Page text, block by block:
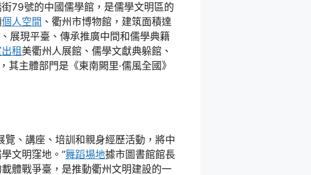
79號的中國儒學館，是儒學文明區的
個人空間 、衢州市博物館，建筑面積達
展現平臺、傳承推廣中間和儒學典籍
租 美衢州人展館、儒學文獻典躲館、
主體部門是《東南闕里·儒風全國》
覽、講座、培訓和親身經歷活動，將中
文明窪地。”舞蹈場地據市圖書館館長
體戰爭臺，是推動衢州文明建設的一